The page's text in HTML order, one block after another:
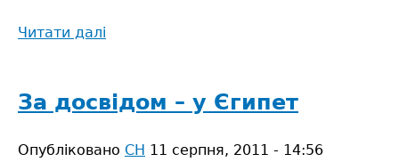
Читати далі
хто
створює
За досвідом – у Єгипет
Опубліковано СН 11 серпня, 2011 - 14:56